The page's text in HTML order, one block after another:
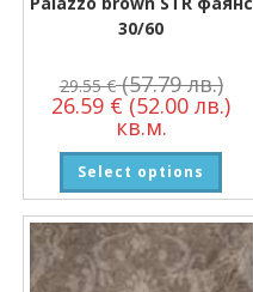
30/60
29.55€ (57.79 лв.)
26.59 € (52.00 лв.)
кв.м.
Select options